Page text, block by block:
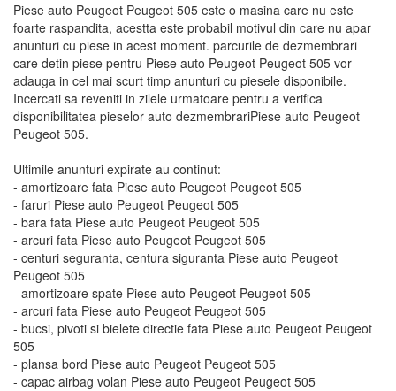
Piese auto Peugeot Peugeot 505 este o masina care nu este
foarte raspandita, acestta este probabil motivul din care nu apar
anunturi cu piese in acest moment. parcurile de dezmembrari
care detin piese pentru Piese auto Peugeot Peugeot 505 vor
adauga in cel mai scurt timp anunturi cu piesele disponibile.
Incercati sa reveniti in zilele urmatoare pentru a verifica
disponibilitatea pieselor auto dezmembrariPiese auto Peugeot
Peugeot 505.
Ultimile anunturi expirate au continut:
- amortizoare fata Piese auto Peugeot Peugeot 505
- faruri Piese auto Peugeot Peugeot 505
- bara fata Piese auto Peugeot Peugeot 505
- arcuri fata Piese auto Peugeot Peugeot 505
- centuri seguranta, centura siguranta Piese auto Peugeot
Peugeot 505
- amortizoare spate Piese auto Peugeot Peugeot 505
- arcuri fata Piese auto Peugeot Peugeot 505
- bucsi, pivoti si bielete directie fata Piese auto Peugeot Peugeot
505
- plansa bord Piese auto Peugeot Peugeot 505
- capac airbag volan Piese auto Peugeot Peugeot 505